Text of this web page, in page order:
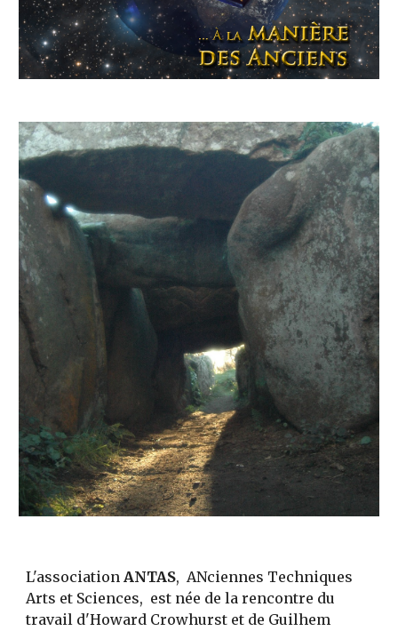
L'association ANTAS, ­ ANciennes Techniques
Arts et Sciences, ­ est née de la rencontre du
travail d'Howard Crowhurst et de Guilhem